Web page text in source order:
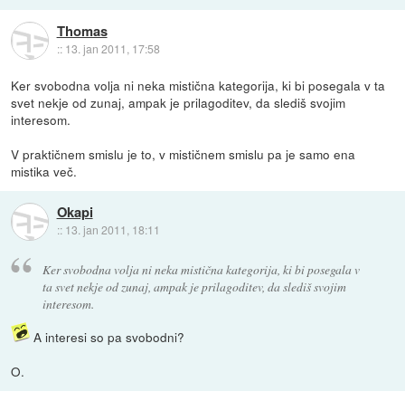
Thomas
:: 13. jan 2011, 17:58
Ker svobodna volja ni neka mistična kategorija, ki bi posegala v ta
svet nekje od zunaj, ampak je prilagoditev, da slediš svojim
interesom.
V praktičnem smislu je to, v mističnem smislu pa je samo ena
mistika več.
Okapi
:: 13. jan 2011, 18:11
Ker svobodna volja ni neka mistična kategorija, ki bi posegala v
ta svet nekje od zunaj, ampak je prilagoditev, da slediš svojim
interesom.
A interesi so pa svobodni?
O.